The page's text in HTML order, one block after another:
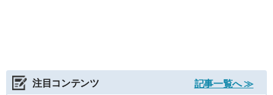
注目コンテンツ
記事一覧へ ≫